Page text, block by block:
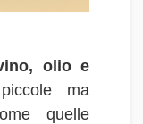
olio e
ma
quelle